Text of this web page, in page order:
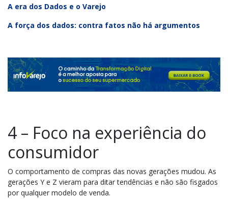
A era dos Dados e o Varejo
A força dos dados: contra fatos não há argumentos
4 – Foco na experiência do
consumidor
O comportamento de compras das novas gerações mudou. As
gerações Y e Z vieram para ditar tendências e não são fisgados
por qualquer modelo de venda.